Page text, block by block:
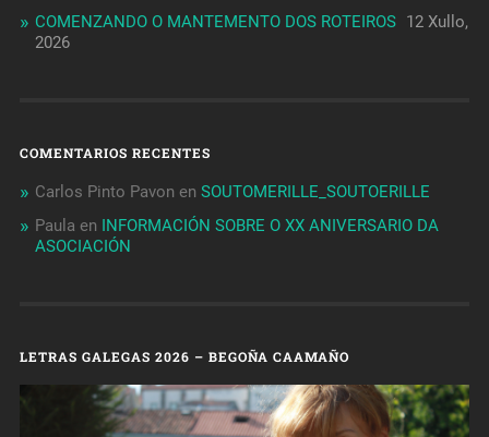
COMENZANDO O MANTEMENTO DOS ROTEIROS 12 Xullo,
2026
COMENTARIOS RECENTES
Carlos Pinto Pavon en SOUTOMERILLE_SOUTOERILLE
Paula en INFORMACIÓN SOBRE O XX ANIVERSARIO DA
ASOCIACIÓN
LETRAS GALEGAS 2026 – BEGOÑA CAAMAÑO